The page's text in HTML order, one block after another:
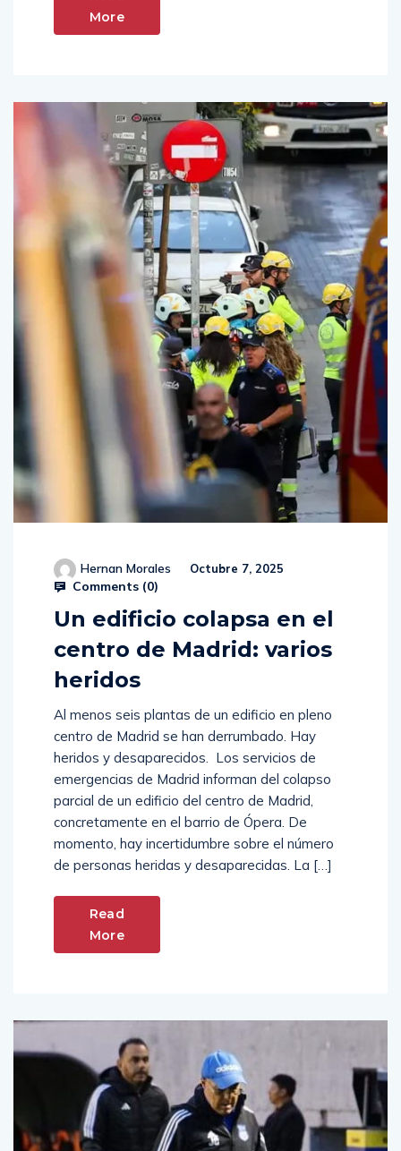
More
Hernan Morales Octubre 7, 2025
Comments (0)
Un edificio colapsa en el
centro de Madrid: varios
heridos
Al menos seis plantas de un edificio en pleno
centro de Madrid se han derrumbado. Hay
heridos y desaparecidos. Los servicios de
emergencias de Madrid informan del colapso
parcial de un edificio del centro de Madrid,
concretamente en el barrio de Ópera. De
momento, hay incertidumbre sobre el número
de personas heridas y desaparecidas. La […]
Read
More